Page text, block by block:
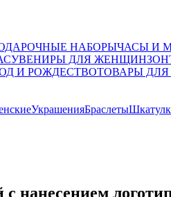
НАБОРЫЧАСЫ И
СУВЕНИРЫ ДЛЯ ЖЕНЩИН
И РОЖДЕСТВОТОВАРЫ ДЛЯ
УкрашенияБраслеты
нанесением